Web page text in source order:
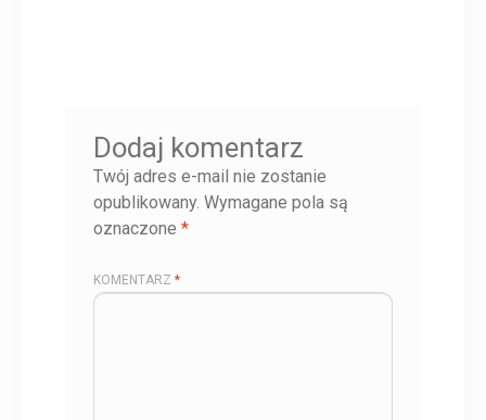
Dodaj komentarz
Twój adres e-mail nie zostanie
opublikowany. Wymagane pola są
oznaczone *
KOMENTARZ *